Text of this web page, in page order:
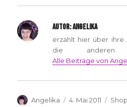
AUTOR:ANGELIKA
erzählt hier über ihre
die anderen
Alle Beiträge von
Autor
Angelika
Veröffentlicht
4. Mai 2011